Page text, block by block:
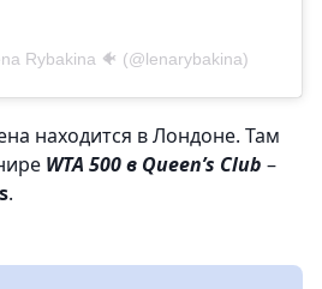
Rybakina 🐠 (@lenarybakina)
находится в Лондоне. Там
WTA 500 в Queen’s Club –
.